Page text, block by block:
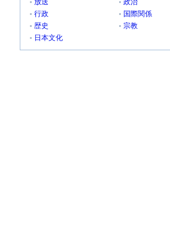
放送
政治
行政
国際関係
歴史
宗教
日本文化